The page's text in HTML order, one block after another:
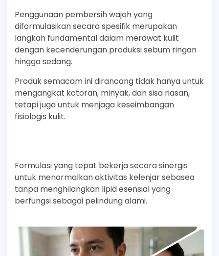
Penggunaan pembersih wajah yang
diformulasikan secara spesifik merupakan
langkah fundamental dalam merawat kulit
dengan kecenderungan produksi sebum ringan
hingga sedang.
Produk semacam ini dirancang tidak hanya untuk
mengangkat kotoran, minyak, dan sisa riasan,
tetapi juga untuk menjaga keseimbangan
fisiologis kulit.
Formulasi yang tepat bekerja secara sinergis
untuk menormalkan aktivitas kelenjar sebasea
tanpa menghilangkan lipid esensial yang
berfungsi sebagai pelindung alami.